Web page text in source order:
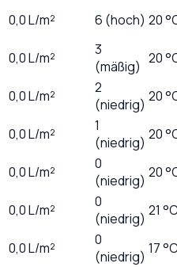
0,0L/m² 6 (hoch) 20
0,0L/m²
3
(mäßig) 20
0,0L/m²
2
(niedrig) 20
0,0L/m²
1
(niedrig) 20
0,0L/m²
0
(niedrig) 20
0,0L/m²
0
(niedrig) 21
0,0L/m²
0
(niedrig) 17